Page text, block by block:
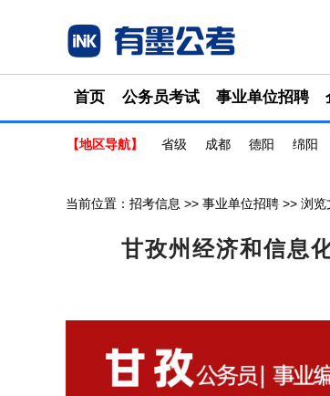
首页 公务员考试 事业单位招聘
【地区导航】 省级 成都 德阳 绵阳
当前位置： 招考信息 >> 事业单位招聘 >> 浏览
甘孜州经济和信息